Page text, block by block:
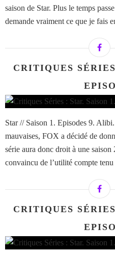
saison de Star. Plus le temps
demande vraiment ce que je fais
CRITIQUES
Star // Saison 1. Episodes 9.
mauvaises, FOX a décidé de
série aura donc droit à une
convaincu de l’utilité compte
CRITIQUES